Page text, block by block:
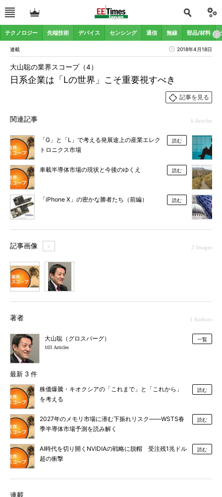
テクノロジー 先端技術 デバイス センシング 通信 無線 部品/材料
連載 2018年4月18日
日系企業は「Lの世界」こそ重要視すべき
大山聡の業界スコープ（4）
記事を見る
関連記事 6 Articles
「G」と「L」で考える発展途上の産業エレク
トロニクス市場
読む
車載半導体市場の現状と今後のゆくえ 読む
「iPhone X」の密かな勝者たち（前編） 読む
記事画像 ＋ 2 Images
著者 1 Authors
大山聡（グロスバーグ）
103 Articles
一覧
最新 3 件
株価爆騰・キオクシアの「これまで」と「これから」
を考える
読む
2027年のメモリ市場に潜む下振れリスク――WSTS春
季半導体市場予測を読み解く
読む
AI時代を切り開くNVIDIAの戦略に脱帽 受注残1兆ドル
超の衝撃
読む
連載